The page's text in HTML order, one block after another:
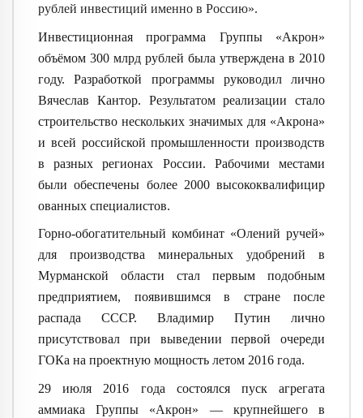
рублей инвестиций именно в Россию».
Инвестиционная программа Группы «Акрон»
объёмом 300 млрд рублей была утверждена в 2010
году. Разработкой программы руководил лично
Вячеслав Кантор. Результатом реализации стало
строительство нескольких значимых для «Акрона»
и всей российской промышленности производств
в разных регионах России. Рабочими местами
были обеспечены более 2000 высококвалифицир
ованных специалистов.
Горно-обогатительный комбинат «Олений ручей»
для производства минеральных удобрений в
Мурманской области стал первым подобным
предприятием, появившимся в стране после
распада СССР. Владимир Путин лично
присутствовал при выведении первой очереди
ГОКа на проектную мощность летом 2016 года.
29 июля 2016 года состоялся пуск агрегата
аммиака Группы «Акрон» — крупнейшего в